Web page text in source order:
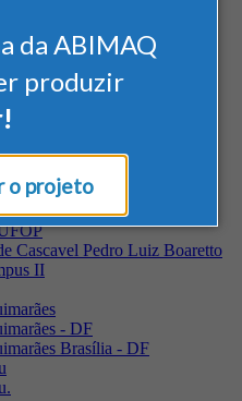
da ABIMAQ
produzir
o projeto
do Brasil, em Brasília
- PE
Cascavel Pedro Luiz Boaretto
II
- DF
Brasília - DF